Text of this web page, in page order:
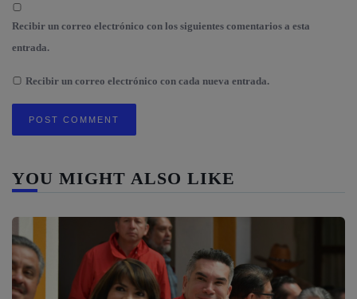
Recibir un correo electrónico con los siguientes comentarios a esta
entrada.
Recibir un correo electrónico con cada nueva entrada.
YOU MIGHT ALSO LIKE